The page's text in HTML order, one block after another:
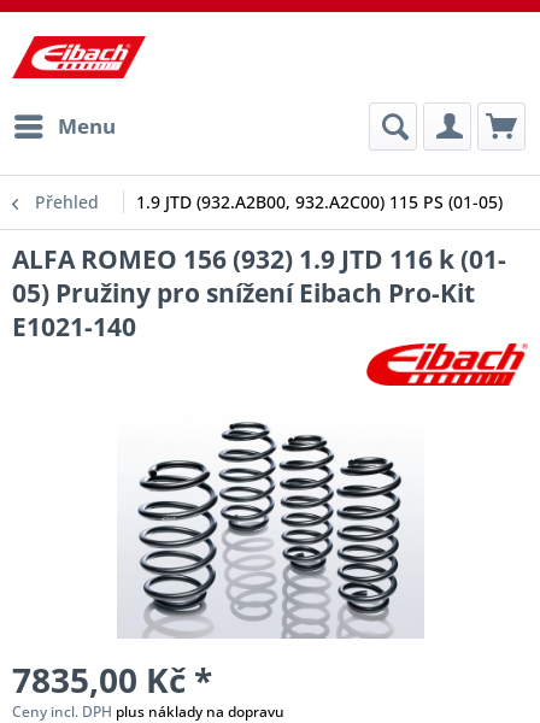
Menu
Přehled 1.9 JTD (932.A2B00, 932.A2C00) 115 PS (01-05)
ALFA ROMEO 156 (932) 1.9 JTD 116 k (01-
05) Pružiny pro snížení Eibach Pro-Kit
E1021-140
7835,00 Kč *
Ceny incl. DPH plus náklady na dopravu